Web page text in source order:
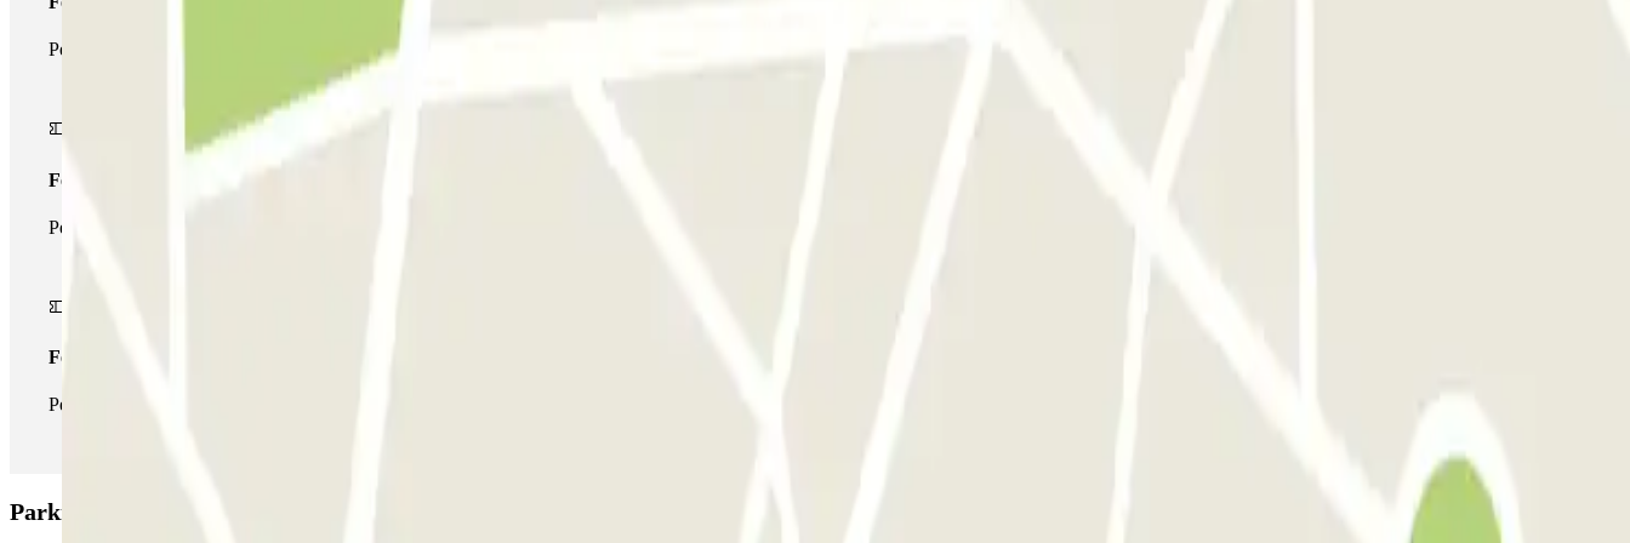
Pendant votre séjour, vous ne pourrez entrer et sortir du parking qu'une seule fois
Forfait de stationnement multiple
Pendant votre séjour, vous pouvez utiliser l'ensemble du réseau de parkings de cet opérateur disponible sur Parclick.
Forfait illimité
Pendant votre séjour, vous pouvez entrer et sortir du parking aussi souvent que vous le souhaitez.
Parking INDIGO Coeur de Ville: Avis